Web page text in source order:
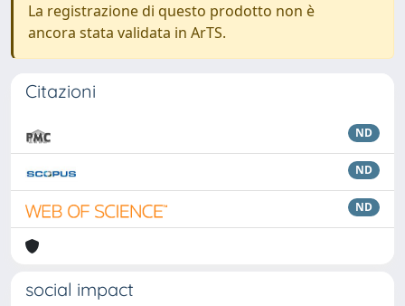
La registrazione di questo prodotto non è
ancora stata validata in ArTS.
Citazioni
ND
ND
ND
social impact